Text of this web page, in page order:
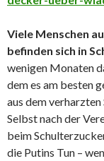
Viele Menschen
befinden sich in
wenigen Monaten
dem es am besten
aus dem
Selbst nach der
beim
die Putins Tun –